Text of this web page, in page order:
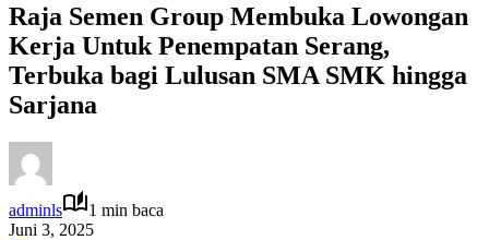
Raja Semen Group Membuka Lowongan
Kerja Untuk Penempatan Serang,
Terbuka bagi Lulusan SMA SMK hingga
Sarjana
adminls
1 min baca
Juni 3, 2025